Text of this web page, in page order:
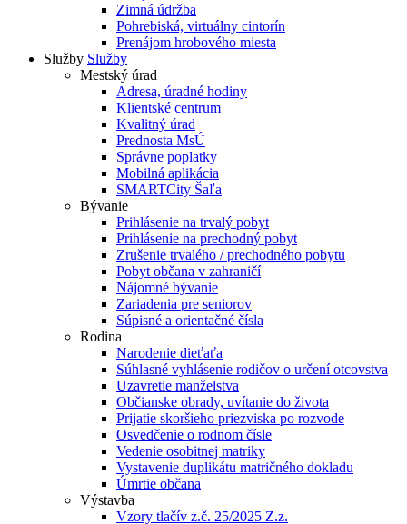
Zimná údržba
Pohrebiská, virtuálny cintorín
Prenájom hrobového miesta
Služby Služby
Mestský úrad
Adresa, úradné hodiny
Klientské centrum
Kvalitný úrad
Prednosta MsÚ
Správne poplatky
Mobilná aplikácia
SMARTCity Šaľa
Bývanie
Prihlásenie na trvalý pobyt
Prihlásenie na prechodný pobyt
Zrušenie trvalého / prechodného pobytu
Pobyt občana v zahraničí
Nájomné bývanie
Zariadenia pre seniorov
Súpisné a orientačné čísla
Rodina
Narodenie dieťaťa
Súhlasné vyhlásenie rodičov o určení otcovstva
Uzavretie manželstva
Občianske obrady, uvítanie do života
Prijatie skoršieho priezviska po rozvode
Osvedčenie o rodnom čísle
Vedenie osobitnej matriky
Vystavenie duplikátu matričného dokladu
Úmrtie občana
Výstavba
Vzory tlačív z.č. 25/2025 Z.z.